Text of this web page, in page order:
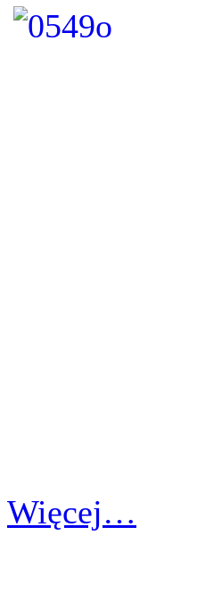
Więcej…